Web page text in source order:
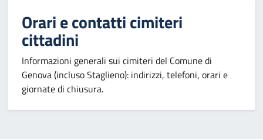
Orari e contatti cimiteri
cittadini
Informazioni generali sui cimiteri del Comune di
Genova (incluso Staglieno): indirizzi, telefoni, orari e
giornate di chiusura.